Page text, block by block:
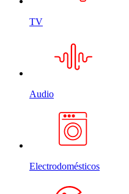
TV
Audio
Electrodomésticos